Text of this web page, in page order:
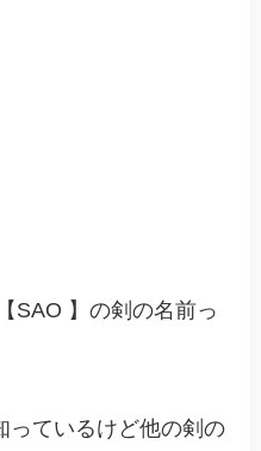
SAO 】の剣の名前っ
っているけど他の剣の